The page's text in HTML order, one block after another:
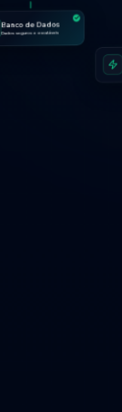
Banco de Dados
Dados seguros e escaláveis